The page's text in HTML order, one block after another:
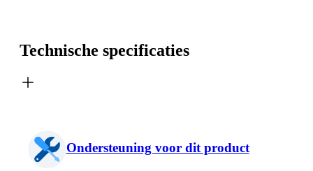
Technische specificaties
Ondersteuning voor dit product